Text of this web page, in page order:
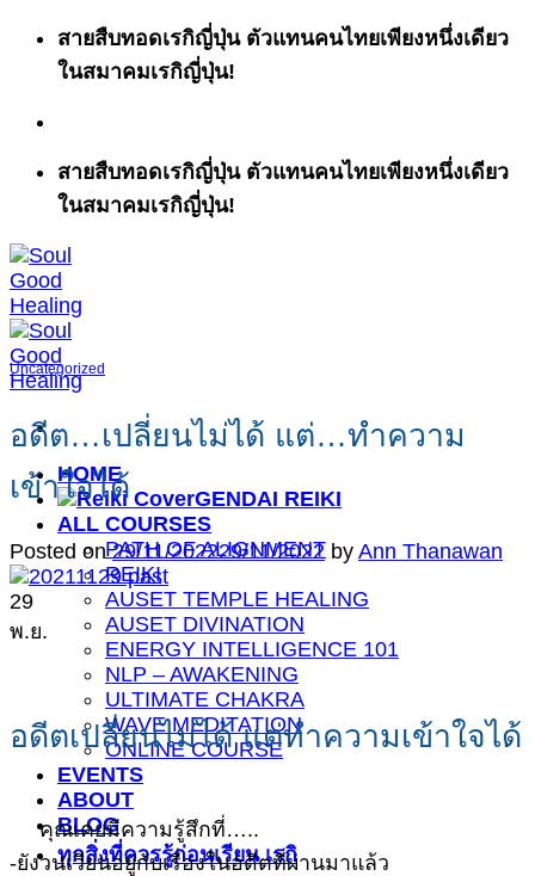
ข้าม
สายสืบทอดเรกิญี่ปุ่น ตัวแทนคนไทยเพียงหนึ่งเดียว
ในสมาคมเรกิญี่ปุ่น!
สายสืบทอดเรกิญี่ปุ่น ตัวแทนคนไทยเพียงหนึ่งเดียว
ในสมาคมเรกิญี่ปุ่น!
HOME
GENDAI REIKI
ALL COURSES
PATH OF ALIGNMENT
REIKI
AUSET TEMPLE HEALING
AUSET DIVINATION
ENERGY INTELLIGENCE 101
NLP – AWAKENING
ULTIMATE CHAKRA
WAVE MEDITATION
ONLINE COURSE
EVENTS
ABOUT
BLOG
ทุกสิ่งที่ควรรู้ก่อนเรียน เรกิ
Uncategorized
อดีต…เปลี่ยนไม่ได้ แต่…ทำความ
เข้าใจได้
Posted on29/11/202229/11/2022 by Ann Thanawan
29
พ.ย.
อดีตเปลี่ยนไม่ได้ แต่ทำความเข้าใจได้
คุณเคยมีความรู้สึกที่…..
-ยังวนเวียนอยู่กับเรื่องในอดีตที่ผ่านมาแล้ว